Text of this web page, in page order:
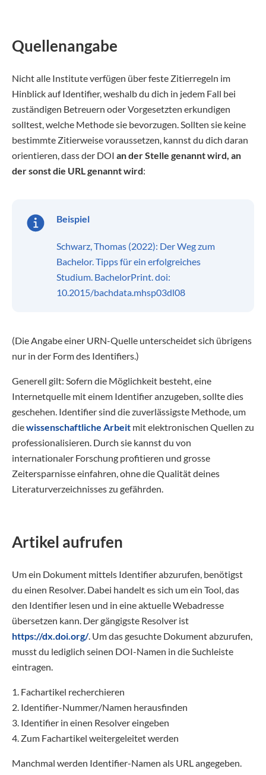
Quellenangabe
Nicht alle Institute verfügen über feste Zitierregeln im
Hinblick auf Identifier, weshalb du dich in jedem Fall bei
zuständigen Betreuern oder Vorgesetzten erkundigen
solltest, welche Methode sie bevorzugen. Sollten sie keine
bestimmte Zitierweise voraussetzen, kannst du dich daran
orientieren, dass der DOI an der Stelle genannt wird, an
der sonst die URL genannt wird:
Beispiel
Schwarz, Thomas (2022): Der Weg zum
Bachelor. Tipps für ein erfolgreiches
Studium. BachelorPrint. doi:
10.2015/bachdata.mhsp03dl08
(Die Angabe einer URN-Quelle unterscheidet sich übrigens
nur in der Form des Identifiers.)
Generell gilt: Sofern die Möglichkeit besteht, eine
Internetquelle mit einem Identifier anzugeben, sollte dies
geschehen. Identifier sind die zuverlässigste Methode, um
diewissenschaftliche Arbeit mit elektronischen Quellen zu
professionalisieren. Durch sie kannst du von
internationaler Forschung profitieren und grosse
Zeitersparnisse einfahren, ohne die Qualität deines
Literaturverzeichnisses zu gefährden.
Artikel aufrufen
Um ein Dokument mittels Identifier abzurufen, benötigst
du einen Resolver. Dabei handelt es sich um ein Tool, das
den Identifier lesen und in eine aktuelle Webadresse
übersetzen kann. Der gängigste Resolver ist
https://dx.doi.org/. Um das gesuchte Dokument abzurufen,
musst du lediglich seinen DOI-Namen in die Suchleiste
eintragen.
1. Fachartikel recherchieren
2. Identifier-Nummer/Namen herausfinden
3. Identifier in einen Resolver eingeben
4. Zum Fachartikel weitergeleitet werden
Manchmal werden Identifier-Namen als URL angegeben.